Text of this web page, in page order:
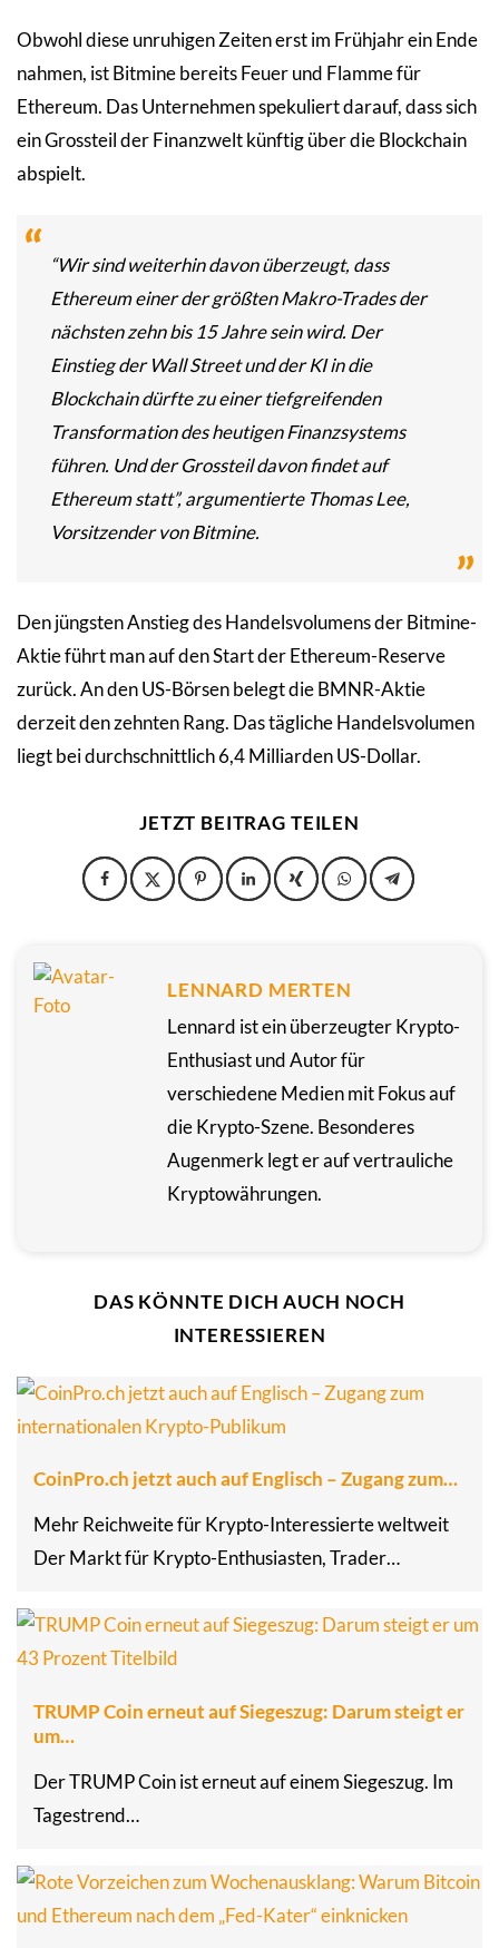
Obwohl diese unruhigen Zeiten erst im Frühjahr ein Ende
nahmen, ist Bitmine bereits Feuer und Flamme für
Ethereum. Das Unternehmen spekuliert darauf, dass sich
ein Grossteil der Finanzwelt künftig über die Blockchain
abspielt.
“Wir sind weiterhin davon überzeugt, dass
Ethereum einer der größten Makro-Trades der
nächsten zehn bis 15 Jahre sein wird. Der
Einstieg der Wall Street und der KI in die
Blockchain dürfte zu einer tiefgreifenden
Transformation des heutigen Finanzsystems
führen. Und der Grossteil davon findet auf
Ethereum statt”, argumentierte Thomas Lee,
Vorsitzender von Bitmine.
Den jüngsten Anstieg des Handelsvolumens der Bitmine-
Aktie führt man auf den Start der Ethereum-Reserve
zurück. An den US-Börsen belegt die BMNR-Aktie
derzeit den zehnten Rang. Das tägliche Handelsvolumen
liegt bei durchschnittlich 6,4 Milliarden US-Dollar.
JETZT BEITRAG TEILEN
LENNARD MERTEN
Lennard ist ein überzeugter Krypto-
Enthusiast und Autor für
verschiedene Medien mit Fokus auf
die Krypto-Szene. Besonderes
Augenmerk legt er auf vertrauliche
Kryptowährungen.
DAS KÖNNTE DICH AUCH NOCH
INTERESSIEREN
CoinPro.ch jetzt auch auf Englisch – Zugang zum…
Mehr Reichweite für Krypto-Interessierte weltweit
Der Markt für Krypto-Enthusiasten, Trader…
TRUMP Coin erneut auf Siegeszug: Darum steigt er
um…
Der TRUMP Coin ist erneut auf einem Siegeszug. Im
Tagestrend…